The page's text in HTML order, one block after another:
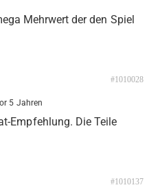
Mehrwert der den Spiel
5 Jahren
#1010028
Empfehlung. Die Teile
#1010137